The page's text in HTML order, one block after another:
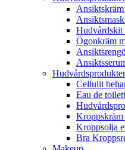
Hudvårdskit
Ögonkräm
Cellulit
Eau de
Kroppsolja
Bra